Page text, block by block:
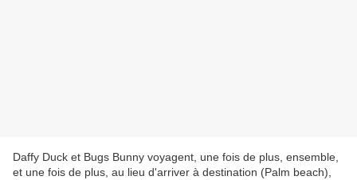
Daffy Duck et Bugs Bunny voyagent, une fois de plus, ensemble,
et une fois de plus, au lieu d'arriver à destination (Palm beach),